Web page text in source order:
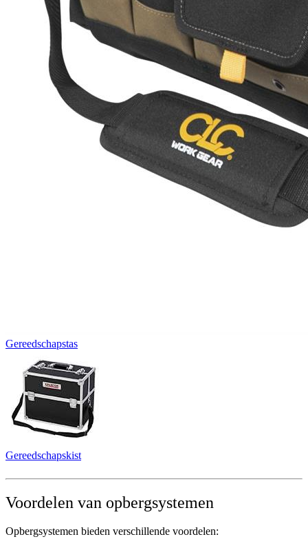
Gereedschapstas
Gereedschapskist
Voordelen van opbergsystemen
Opbergsystemen bieden verschillende voordelen: